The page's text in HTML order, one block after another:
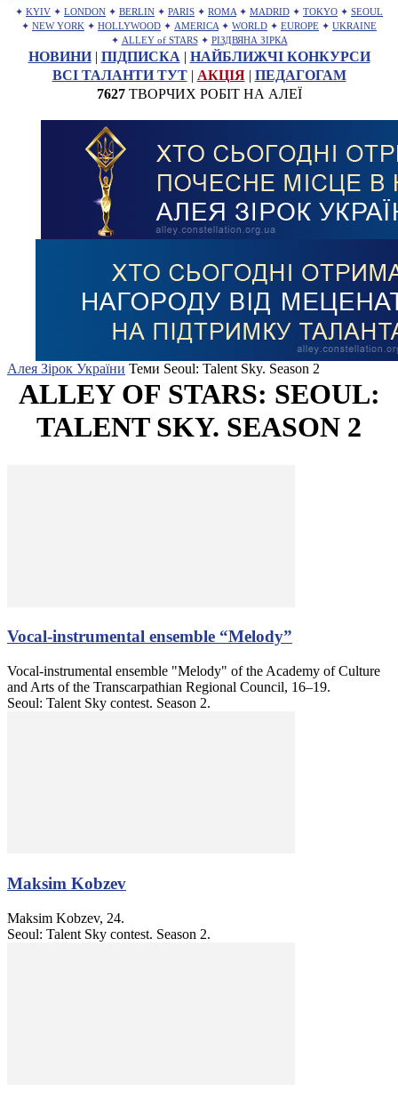
✦ KYIV ✦ LONDON ✦ BERLIN ✦ PARIS ✦ ROMA ✦ MADRID ✦ TOKYO ✦ SEOUL
✦ NEW YORK ✦ HOLLYWOOD ✦ AMERICA ✦ WORLD ✦ EUROPE ✦ UKRAINE
✦ ALLEY of STARS ✦ РІЗДВЯНА ЗІРКА
НОВИНИ| ПІДПИСКА | НАЙБЛИЖЧІ КОНКУРСИ
ВСІ ТАЛАНТИ ТУТ| АКЦІЯ| ПЕДАГОГАМ
7627ТВОРЧИХ РОБІТ НА АЛЕЇ
Алея Зірок України Теми Seoul: Talent Sky. Season 2
ALLEY OF STARS: SEOUL:
TALENT SKY. SEASON 2
Vocal-instrumental ensemble “Melody”
Vocal-instrumental ensemble "Melody" of the Academy of Culture
and Arts of the Transcarpathian Regional Council, 16–19.
Seoul: Talent Sky contest. Season 2.
Maksim Kobzev
Maksim Kobzev, 24.
Seoul: Talent Sky contest. Season 2.